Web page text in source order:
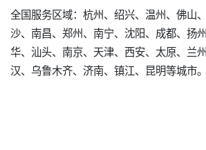
全国服务区域：杭州、绍兴、温州、佛山
沙、南昌、郑州、南宁、沈阳、成都、扬
华、汕头、南京、天津、西安、太原、兰
汉、乌鲁木齐、济南、镇江、昆明等城市。